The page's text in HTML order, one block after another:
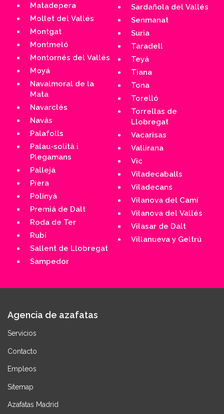
Matadepera
Mollet del Vallés
Montgat
Montmeló
Montornés del Vallés
Moyá
Navalmoral de la
Mata
Navarclés
Navás
Palafolls
Palau-solità i
Plegamans
Pallejá
Piera
Polinyá
Premiá de Dalt
Roda de Ter
Rubí
Sallent de Llobregat
Sampedor
Sardañola del Vallés
Senmanat
Suria
Taradell
Teyá
Tiana
Tona
Torelló
Torrellas de
Llobregat
Vacarisas
Vallirana
Vic
Viladecaballs
Viladecans
Vilanova del Camí
Vilanova del Vallés
Vilasar de Dalt
Villanueva y Geltrú
Agencia de azafatas
Servicios
Contacto
Empleos
Sitemap
Azafatas Madrid